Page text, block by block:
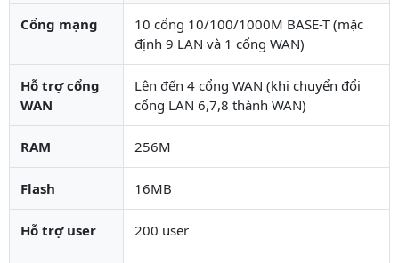
Cổng mạng
10 cổng 10/100/1000M BASE-T (mặc
định 9 LAN và 1 cổng WAN)
Hỗ trợ cổng
WAN
Lên đến 4 cổng WAN (khi chuyển đổi
cổng LAN 6,7,8 thành WAN)
RAM 256M
Flash 16MB
Hỗ trợ user 200 user